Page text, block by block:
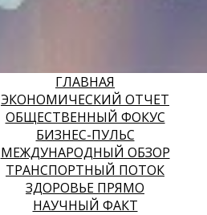
ГЛАВНАЯ
ЭКОНОМИЧЕСКИЙ ОТЧЕТ
ОБЩЕСТВЕННЫЙ ФОКУС
БИЗНЕС-ПУЛЬС
МЕЖДУНАРОДНЫЙ ОБЗОР
ТРАНСПОРТНЫЙ ПОТОК
ЗДОРОВЬЕ ПРЯМО
НАУЧНЫЙ ФАКТ